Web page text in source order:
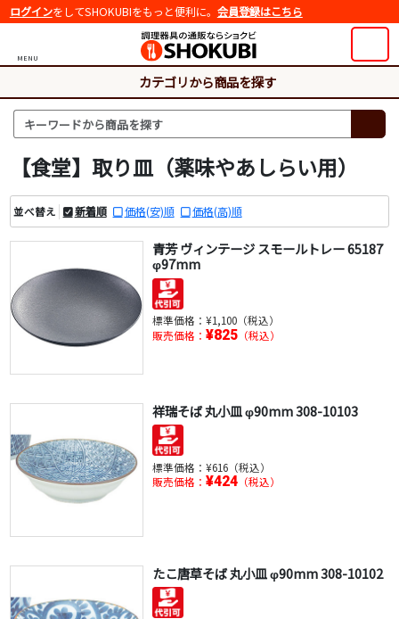
ログインをしてSHOKUBIをもっと便利に。 会員登録はこちら
MENU
カテゴリから商品を探す
【食堂】取り皿（薬味やあしらい用）
並べ替え 新着順 価格(安)順 価格(高)順
青芳 ヴィンテージ スモールトレー 65187
φ97mm
標準価格： ¥1,100（税込）
販売価格： ¥825（税込）
祥瑞そば 丸小皿 φ90mm 308-10103
標準価格： ¥616（税込）
販売価格： ¥424（税込）
たこ唐草そば 丸小皿 φ90mm 308-10102